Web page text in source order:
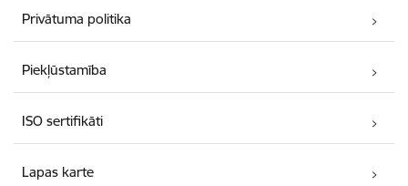
Privātuma politika
Piekļūstamība
ISO sertifikāti
Lapas karte